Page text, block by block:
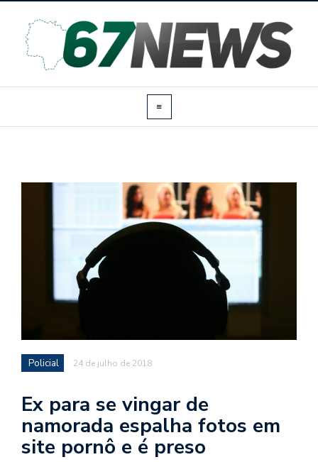
Policial 24 de julho de 2018
Ex para se vingar de
namorada espalha fotos em
site pornô e é preso